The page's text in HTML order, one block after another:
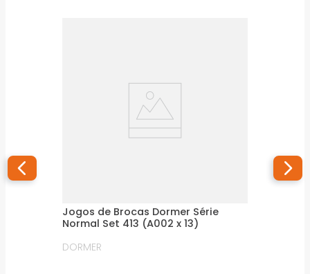
Jogos de Brocas Dormer Série
Normal Set 413 (A002 x 13)
DORMER